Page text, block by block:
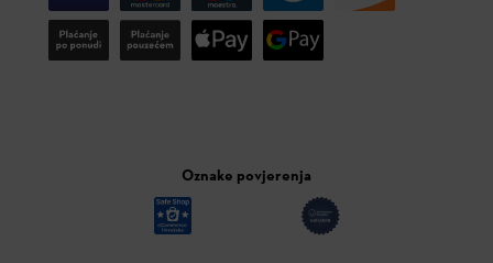
Oznake povjerenja